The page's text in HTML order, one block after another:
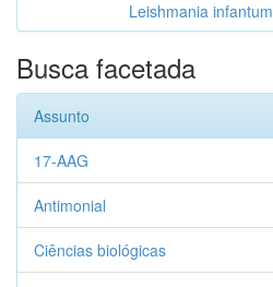
Leishmania infantum
Busca facetada
Assunto
17-AAG
Antimonial
Ciências biológicas